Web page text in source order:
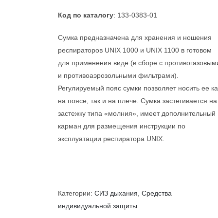
Код по каталогу: 133-0383-01
Сумка предназначена для хранения и ношения
респираторов UNIX 1000 и UNIX 1100 в готовом
для применения виде (в сборе с
и противоаэрозольными фильтрами).
Регулируемый пояс сумки позволяет носить ее
на поясе, так и на плече. Сумка застегивается на
застежку типа «молния», имеет дополнительный
карман для размещения инструкции по
эксплуатации респиратора UNIX.
Категории: СИЗ дыхания Средства
индивидуальной защиты